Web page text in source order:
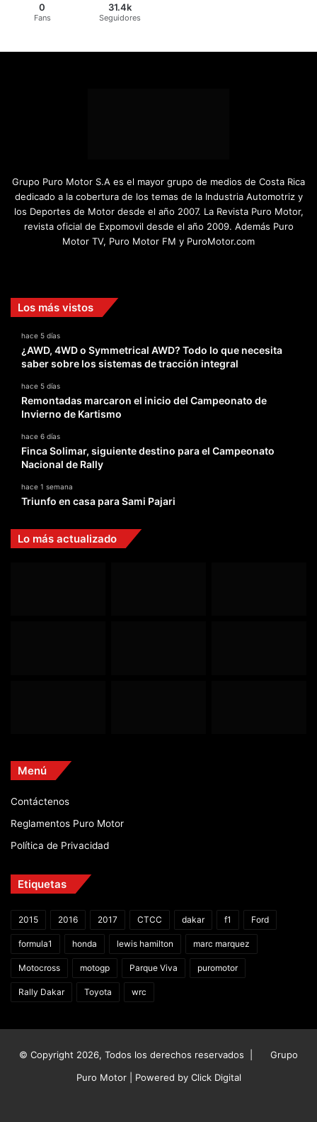
0
Fans
31.4k
Seguidores
Grupo Puro Motor S.A es el mayor grupo de medios de Costa Rica
dedicado a la cobertura de los temas de la Industria Automotriz y
los Deportes de Motor desde el año 2007. La Revista Puro Motor,
revista oficial de Expomovil desde el año 2009. Además Puro
Motor TV, Puro Motor FM y PuroMotor.com
Los más vistos
hace 5 días
¿AWD, 4WD o Symmetrical AWD? Todo lo que necesita
saber sobre los sistemas de tracción integral
hace 5 días
Remontadas marcaron el inicio del Campeonato de
Invierno de Kartismo
hace 6 días
Finca Solimar, siguiente destino para el Campeonato
Nacional de Rally
hace 1 semana
Triunfo en casa para Sami Pajari
Lo más actualizado
Menú
Contáctenos
Reglamentos Puro Motor
Política de Privacidad
Etiquetas
2015 2016 2017 CTCC dakar f1 Ford
formula1 honda lewis hamilton marc marquez
Motocross motogp Parque Viva puromotor
Rally Dakar Toyota wrc
© Copyright 2026, Todos los derechos reservados |
Grupo
Puro Motor | Powered by Click Digital